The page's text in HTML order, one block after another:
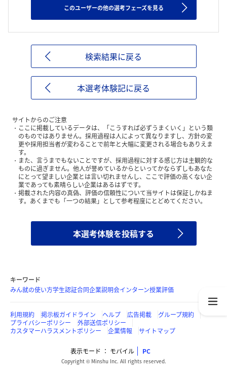
このユーザーの他の選考フェーズを見る
検索結果に戻る
本選考体験記に戻る
サイトからのご注意
ここに掲載しているデータは、「こうすれば必ずうまくいく」という類
のものではありません。採用過程は人によって異なりますし、方針の変
更や採用担当者が変わることで前年と大幅に変更される場合もありえま
す。
また、言うまでもないことですが、採用過程に対する感じ方は主観的な
ものに過ぎません。他人が誉めているからといってかならずしもあなた
にとって望ましい企業とは言い切れませんし、ここで評価の高くない企
業であっても素晴らしい企業はあるはずです。
掲載された内容の真偽、評価の信頼性について当サイトは保証しかねま
す。あくまでも「一つの結果」として参考程度にとどめてください。
本選考体験を投稿する
キーワード
みん就の使い方学生認証合同企業説明会インターン授業評価
利用規約 掲示板ガイドライン ヘルプ 広告掲載
グループ規約
プライバシーポリシー
外部送信ポリシー
カスタマーハラスメントポリシー
企業情報 サイトマップ
表示モード モバイル PC
Copyright © Minshu Inc. All rights reserved.